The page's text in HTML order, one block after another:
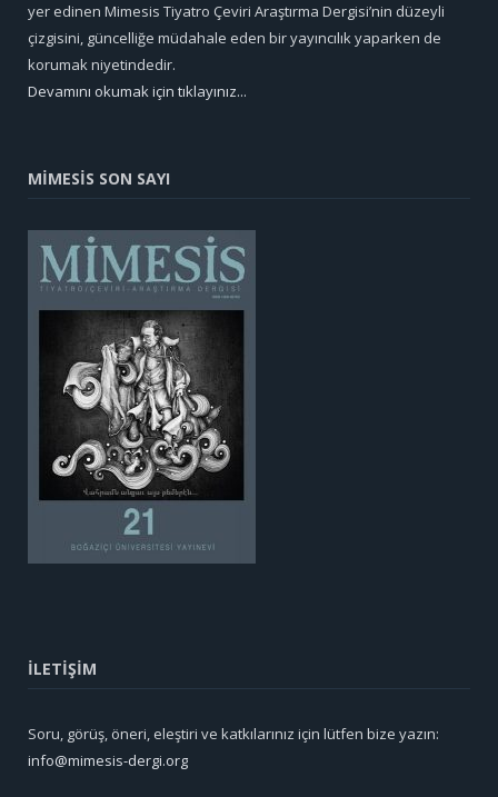
yer edinen Mimesis Tiyatro Çeviri Araştırma Dergisi’nin düzeyli
çizgisini, güncelliğe müdahale eden bir yayıncılık yaparken de
korumak niyetindedir.
Devamını okumak için tıklayınız...
MİMESİS SON SAYI
İLETİŞİM
Soru, görüş, öneri, eleştiri ve katkılarınız için lütfen bize yazın:
info@mimesis-dergi.org